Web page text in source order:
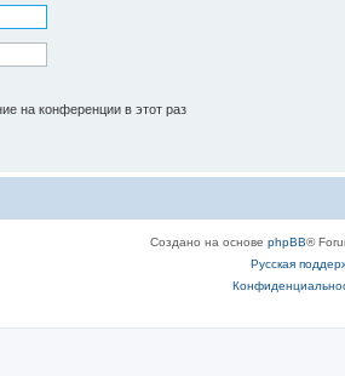
на конференции в этот раз
Создано на основе phpBB®
Русская